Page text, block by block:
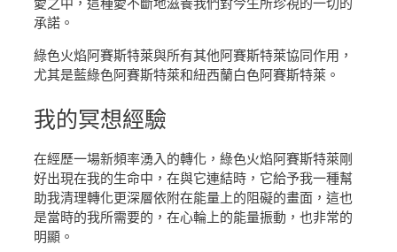
愛之中，這種愛不斷地滋養我們對今生所珍視的一切的
承諾。
綠色火焰阿賽斯特萊與所有其他阿賽斯特萊協同作用，
尤其是藍綠色阿賽斯特萊和紐西蘭白色阿賽斯特萊。
我的冥想經驗
在經歷一場新頻率湧入的轉化，綠色火焰阿賽斯特萊剛
好出現在我的生命中，在與它連結時，它給予我一種幫
助我清理轉化更深層依附在能量上的阻礙的畫面，這也
是當時的我所需要的，在心輪上的能量振動，也非常的
明顯。